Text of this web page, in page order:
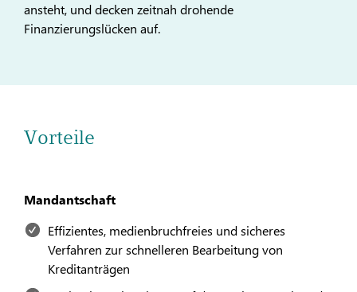
ansteht, und decken zeitnah drohende
Finanzierungslücken auf.
Vorteile
Mandantschaft
Effizientes, medienbruchfreies und sicheres
Verfahren zur schnelleren Bearbeitung von
Kreditanträgen